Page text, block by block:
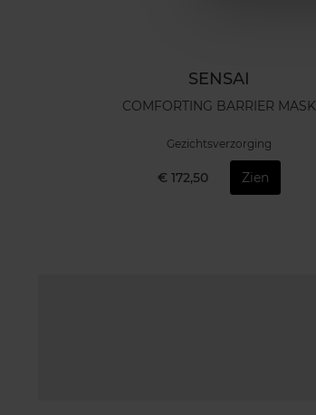
SENSAI
COMFORTING BARRIER MASK
Gezichtsverzorging
€ 172,50 Zien